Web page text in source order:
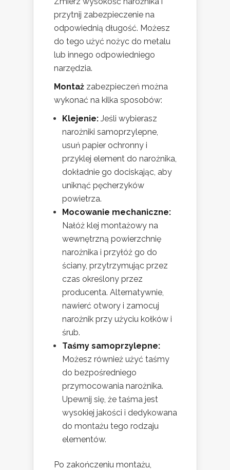
przytnij zabezpieczenie na
odpowiednią długość. Możesz
do tego użyć nożyc do metalu
lub innego odpowiedniego
narzędzia.
Montaż zabezpieczeń można
wykonać na kilka sposobów:
Klejenie: Jeśli wybierasz
narożniki samoprzylepne,
usuń papier ochronny i
przyklej element do narożnika,
dokładnie go dociskając, aby
uniknąć pęcherzyków
powietrza.
Mocowanie mechaniczne:
Nałóż klej montażowy na
wewnętrzną powierzchnię
narożnika i przyłóż go do
ściany, przytrzymując przez
czas określony przez
producenta. Alternatywnie,
nawierć otwory i zamocuj
narożnik przy użyciu kołków i
śrub.
Taśmy samoprzylepne:
Możesz również użyć taśmy
do bezpośredniego
przymocowania narożnika.
Upewnij się, że taśma jest
wysokiej jakości i dedykowana
do montażu tego rodzaju
elementów.
Po zakończeniu montażu,